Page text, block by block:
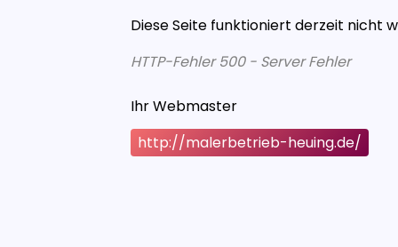
Diese Seite funktioniert derzeit nicht
HTTP-Fehler 500 - Server Fehler
Ihr Webmaster
http://malerbetrieb-heuing.de/